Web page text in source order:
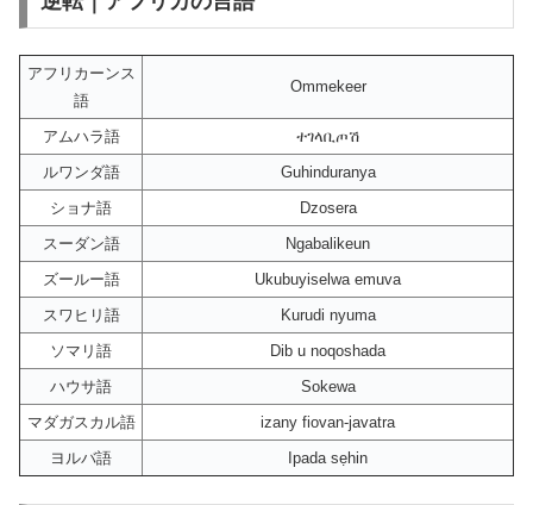
アフリカーンス
語
Ommekeer
アムハラ語
ተገላቢጦሽ
ルワンダ語
Guhinduranya
ショナ語
Dzosera
スーダン語
Ngabalikeun
ズールー語
Ukubuyiselwa emuva
スワヒリ語
Kurudi nyuma
ソマリ語
Dib u noqoshada
ハウサ語
Sokewa
マダガスカル語
izany fiovan-javatra
ヨルバ語
Ipada sẹhin